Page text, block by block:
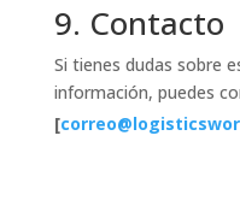
9. Contacto
Si tienes dudas sobre
información, puedes
[